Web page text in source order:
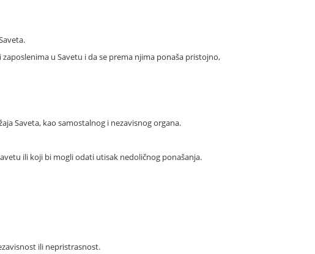
u Savetu i da se prema njima ponaša pristojno,
Saveta, kao samostalnog i nezavisnog organa.
ili koji bi mogli odati utisak nedoličnog ponašanja.
ili nepristrasnost.